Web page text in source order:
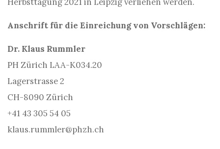
Anschrift für die Einreichung von Vorschlägen:
Dr. Klaus Rummler
PH Zürich LAA-K034.20
Lagerstrasse 2
CH-8090 Zürich
+41 43 305 54 05
klaus.rummler@phzh.ch